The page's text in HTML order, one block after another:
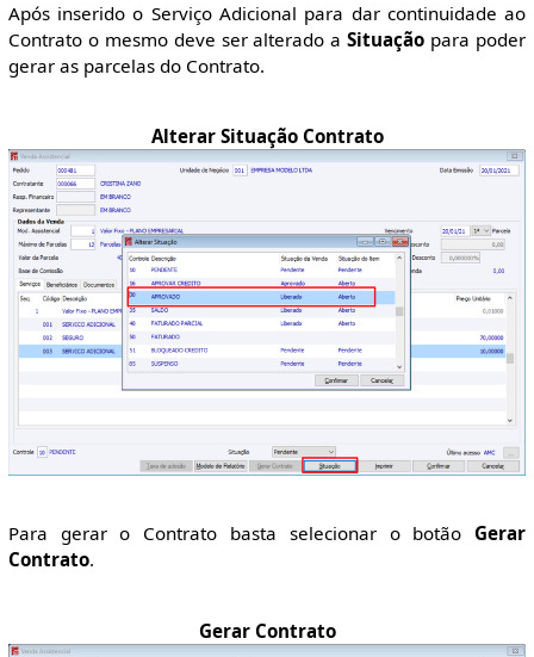
Após inserido o Serviço Adicional para dar continuidade ao
Contrato o mesmo deve ser alterado aSituação para poder
gerar as parcelas do Contrato.
Alterar Situação Contrato
Para gerar o Contrato basta selecionar o botãoGerar
Contrato.
Gerar Contrato